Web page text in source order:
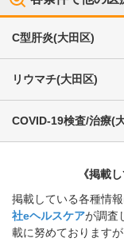
C型肝炎(大田区)
リウマチ(大田区)
COVID-19検査/治療(
《掲載
掲載している各種情
社eヘルスケアが調査
載に努めております